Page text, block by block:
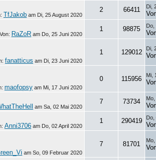
TfJakob am Di, 25 August 2020
2 66411 Di,
Von: RaZoR am Do, 25 Juni 2020
1 98875
fanatticus am Di, 23 Juni 2020
1 129012 Di,
maofopsy am Mi, 17 Juni 2020
0 115956 Mi,
am Sa, 02 Mai 2020
7 73734
Anni3706 am Do, 02 April 2020
1 290419
am So, 09 Februar 2020
7 81701